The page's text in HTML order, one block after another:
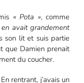
« Pota », comme
en avait grandement
son lit et suis partie
que Damien prenait
du coucher.
rentrant, j’avais un